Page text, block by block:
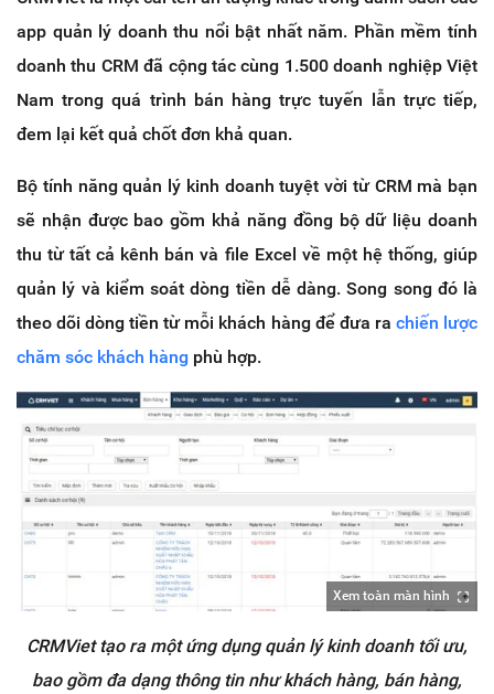
app quản lý doanh thu nổi bật nhất năm. Phần mềm tính
doanh thu CRM đã cộng tác cùng 1.500 doanh nghiệp Việt
Nam trong quá trình bán hàng trực tuyến lẫn trực tiếp,
đem lại kết quả chốt đơn khả quan.
Bộ tính năng quản lý kinh doanh tuyệt vời từ CRM mà bạn
sẽ nhận được bao gồm khả năng đồng bộ dữ liệu doanh
thu từ tất cả kênh bán và file Excel về một hệ thống, giúp
quản lý và kiểm soát dòng tiền dễ dàng. Song song đó là
theo dõi dòng tiền từ mỗi khách hàng để đưa ra chiến lược
chăm sóc khách hàng phù hợp.
Xem toàn màn hình
CRMViet tạo ra một ứng dụng quản lý kinh doanh tối ưu,
bao gồm đa dạng thông tin như khách hàng, bán hàng,